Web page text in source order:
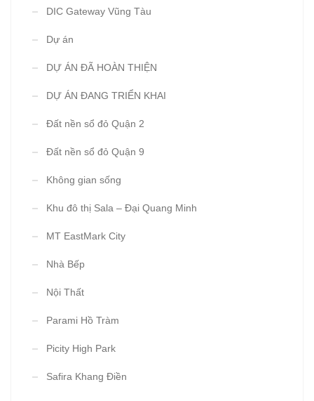
DIC Gateway Vũng Tàu
Dự án
DỰ ÁN ĐÃ HOÀN THIỆN
DỰ ÁN ĐANG TRIỂN KHAI
Đất nền sổ đỏ Quận 2
Đất nền sổ đỏ Quận 9
Không gian sống
Khu đô thị Sala – Đại Quang Minh
MT EastMark City
Nhà Bếp
Nội Thất
Parami Hồ Tràm
Picity High Park
Safira Khang Điền